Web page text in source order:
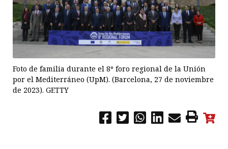
Foto de familia durante el 8º foro regional de la Unión
por el Mediterráneo (UpM). (Barcelona, 27 de noviembre
de 2023). GETTY